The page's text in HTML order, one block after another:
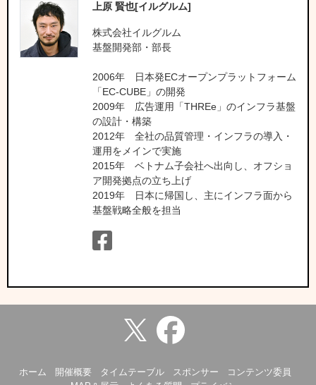
上原 賢也[イルグルム]
株式会社イルグルム
基盤開発部・部長
2006年 日本発ECオープンプラットフォーム
「EC-CUBE」の開発
2009年 広告運用「THREe」のインフラ基盤
の設計・構築
2012年 全社の品質管理・インフラの導入・
運用をメインで実施
2015年 ベトナム子会社へ出向し、オフショ
ア開発拠点の立ち上げ
2019年 日本に帰国し、主にインフラ面から
基盤戦略全般を担当
ホーム 開催概要 タイムテーブル スポンサー
コンテンツ委員